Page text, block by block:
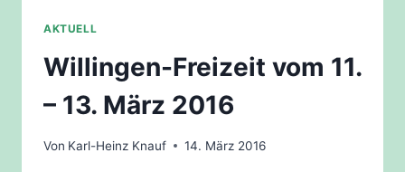
AKTUELL
Willingen-Freizeit vom 11.
– 13. März 2016
Von Karl-Heinz Knauf 14. März 2016